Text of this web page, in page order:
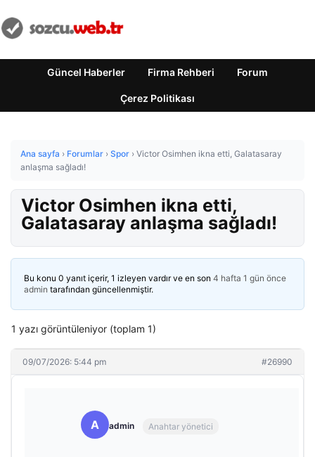
Güncel Haberler Firma Rehberi Forum
Çerez Politikası
Ana sayfa › Forumlar › Spor › Victor Osimhen ikna etti, Galatasaray
anlaşma sağladı!
Victor Osimhen ikna etti,
Galatasaray anlaşma sağladı!
Bu konu 0 yanıt içerir, 1 izleyen vardır ve en son 4 hafta 1 gün önce
admin tarafından güncellenmiştir.
1 yazı görüntüleniyor (toplam 1)
09/07/2026: 5:44 pm #26990
A admin Anahtar yönetici